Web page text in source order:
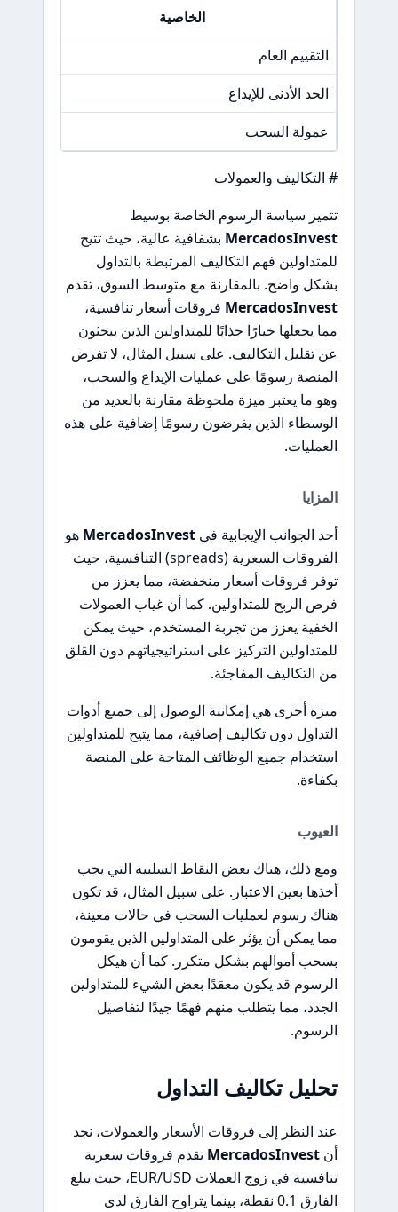
الخاصية
التقييم العام
الحد الأدنى للإيداع
عمولة السحب
# التكاليف والعمولات
تتميز سياسة الرسوم الخاصة بوسيط
MercadosInvest بشفافية عالية، حيث تتيح
للمتداولين فهم التكاليف المرتبطة بالتداول
بشكل واضح. بالمقارنة مع متوسط السوق، تقدم
MercadosInvest فروقات أسعار تنافسية،
مما يجعلها خيارًا جذابًا للمتداولين الذين يبحثون
عن تقليل التكاليف. على سبيل المثال، لا تفرض
المنصة رسومًا على عمليات الإيداع والسحب،
وهو ما يعتبر ميزة ملحوظة مقارنة بالعديد من
الوسطاء الذين يفرضون رسومًا إضافية على هذه
العمليات.
المزايا
أحد الجوانب الإيجابية فيMercadosInvest هو
الفروقات السعرية (spreads) التنافسية، حيث
توفر فروقات أسعار منخفضة، مما يعزز من
فرص الربح للمتداولين. كما أن غياب العمولات
الخفية يعزز من تجربة المستخدم، حيث يمكن
للمتداولين التركيز على استراتيجياتهم دون القلق
من التكاليف المفاجئة.
ميزة أخرى هي إمكانية الوصول إلى جميع أدوات
التداول دون تكاليف إضافية، مما يتيح للمتداولين
استخدام جميع الوظائف المتاحة على المنصة
بكفاءة.
العيوب
ومع ذلك، هناك بعض النقاط السلبية التي يجب
أخذها بعين الاعتبار. على سبيل المثال، قد تكون
هناك رسوم لعمليات السحب في حالات معينة،
مما يمكن أن يؤثر على المتداولين الذين يقومون
بسحب أموالهم بشكل متكرر. كما أن هيكل
الرسوم قد يكون معقدًا بعض الشيء للمتداولين
الجدد، مما يتطلب منهم فهمًا جيدًا لتفاصيل
الرسوم.
تحليل تكاليف التداول
عند النظر إلى فروقات الأسعار والعمولات، نجد
أنMercadosInvest تقدم فروقات سعرية
تنافسية في زوج العملات EUR/USD، حيث يبلغ
الفارق 0.1 نقطة، بينما يتراوح الفارق لدى